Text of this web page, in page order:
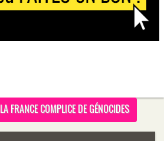
FRANCE COMPLICE DE GÉNOCIDES